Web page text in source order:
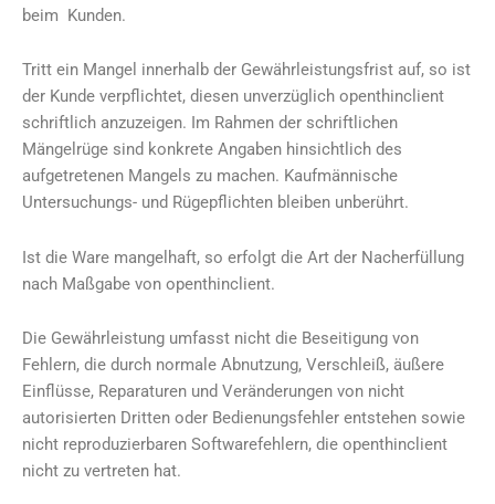
beim Kunden.
Tritt ein Mangel innerhalb der Gewährleistungsfrist auf, so ist
der Kunde verpflichtet, diesen unverzüglich openthinclient
schriftlich anzuzeigen. Im Rahmen der schriftlichen
Mängelrüge sind konkrete Angaben hinsichtlich des
aufgetretenen Mangels zu machen. Kaufmännische
Untersuchungs- und Rügepflichten bleiben unberührt.
Ist die Ware mangelhaft, so erfolgt die Art der Nacherfüllung
nach Maßgabe von openthinclient.
Die Gewährleistung umfasst nicht die Beseitigung von
Fehlern, die durch normale Abnutzung, Verschleiß, äußere
Einflüsse, Reparaturen und Veränderungen von nicht
autorisierten Dritten oder Bedienungsfehler entstehen sowie
nicht reproduzierbaren Softwarefehlern, die openthinclient
nicht zu vertreten hat.